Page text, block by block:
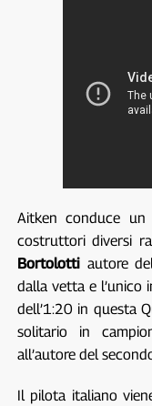
Aitken conduce
costruttori diversi
Bortolottiautore
dalla vetta e l’unico
dell’1:20 in questa
solitario in
all’autore del
Il pilota italiano